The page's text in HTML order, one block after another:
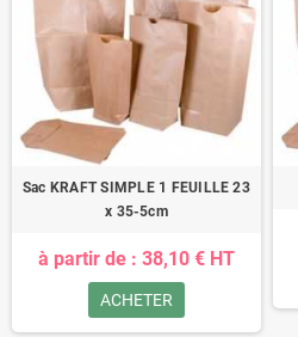
Sac KRAFT SIMPLE 1 FEUILLE 23
x 35-5cm
à partir de : 38,10 € HT
ACHETER